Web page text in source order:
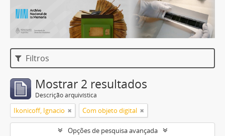
Filtros
Mostrar 2 resultados
Descrição arquivística
Ikonicoff, Ignacio Com objeto digital
Opções de pesquisa avançada